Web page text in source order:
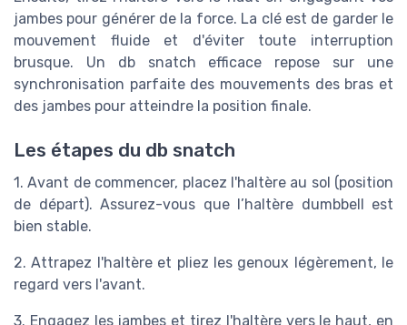
brusque. Un db snatch efficace repose sur une
synchronisation parfaite des mouvements des bras et
des jambes pour atteindre la position finale.
Les étapes du db snatch
de départ). Assurez-vous que l’haltère dumbbell est
bien stable.
2. Attrapez l'haltère et pliez les genoux légèrement, le
regard vers l'avant.
3. Engagez les jambes et tirez l'haltère vers le haut, en
gardant le mouvement fluide. Evitez de "casser" le
mouvement, cela risquerait de fatiguer les bras